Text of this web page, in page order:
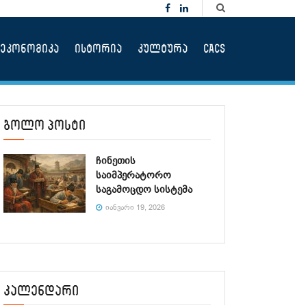
ეკონომიკა ისტორია კულტურა CACS
ბოლო პოსტი
ჩინეთის
საიმპერატორო
საგამოცდო სისტემა
ᲘᲐᲜᲕᲐᲠᲘ 19, 2026
კალენდარი